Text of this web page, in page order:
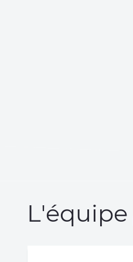
L'équipe